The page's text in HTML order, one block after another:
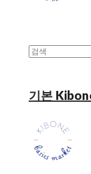
기본